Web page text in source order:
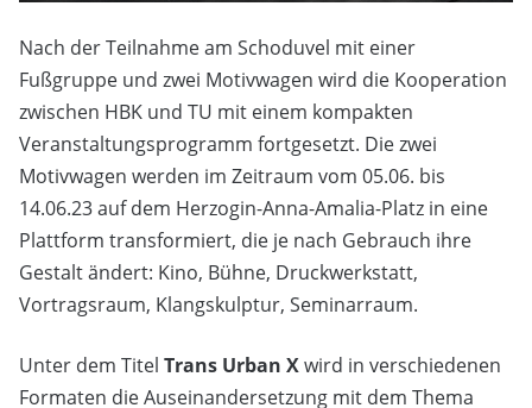
Nach der Teilnahme am Schoduvel mit einer
Fußgruppe und zwei Motivwagen wird die Kooperation
zwischen HBK und TU mit einem kompakten
Veranstaltungsprogramm fortgesetzt. Die zwei
Motivwagen werden im Zeitraum vom 05.06. bis
14.06.23 auf dem Herzogin-Anna-Amalia-Platz in eine
Plattform transformiert, die je nach Gebrauch ihre
Gestalt ändert: Kino, Bühne, Druckwerkstatt,
Vortragsraum, Klangskulptur, Seminarraum.
Unter dem Titel Trans Urban Xwird in verschiedenen
Formaten die Auseinandersetzung mit dem Thema